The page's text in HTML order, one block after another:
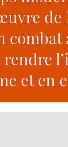
rendre
et en